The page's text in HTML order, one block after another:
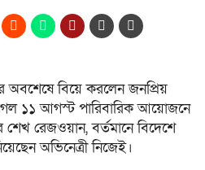
বিয়ে করলেন জনপ্রিয়
গেল ১১ আগস্ট পারিবারিক আয়োজনে
রেজওয়ান, বর্তমানে বিদেশে
অভিনেত্রী নিজেই।